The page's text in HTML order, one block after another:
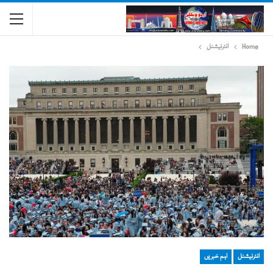
Home انٹرنیشنل
انٹرنیشنل اہم خبریں